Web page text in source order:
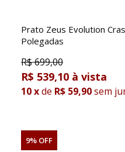
Prato Zeus Evolution
Polegadas
R$699,00
R$ 539,10
10xde R$ 59,90sem
9% OFF